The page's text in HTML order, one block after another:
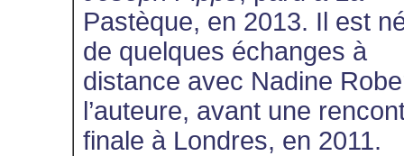
Pastèque, en 2013. Il est
de quelques échanges à
distance avec Nadine
l’auteure, avant une
finale à Londres, en 2011.